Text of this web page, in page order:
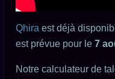
Qhira est déjà
est prévue pour le 7
Notre calculateur de